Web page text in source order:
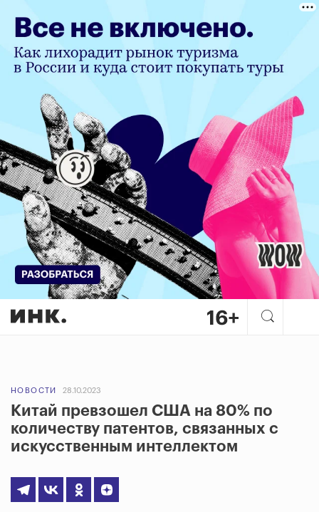
НОВОСТИ 28.10.2023
Китай превзошел США на 80% по
количеству патентов, связанных с
искусственным интеллектом